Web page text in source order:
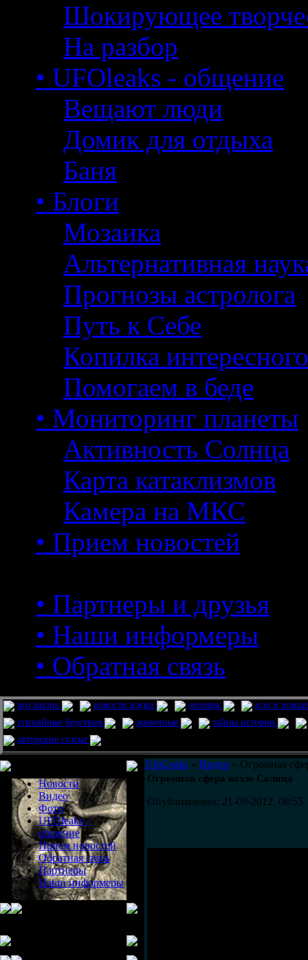
Шокирующее
На разбор
• UFOleaks - общение
Вещают люди
Домик для отдыха
Баня
• Блоги
Мозаика
Альтернативная
Прогнозы астролога
Путь к Себе
Копилка интересного
Помогаем в беде
• Мониторинг планеты
Активность Солнца
Карта катаклизмов
Камера на МКС
• Прием новостей
• Партнеры и друзья
• Наши информеры
• Обратная связь
pro жизнь новости науки человек
нло и
стихийные бедствия
животные
тайны истории
авторские статьи
Новости
Видео
Фото
UFOleaks -
общение
Прием новостей
Обратная связь
Партнеры
Наши информеры
UfoLeaks » Видео » Огромная
Огромная сфера возле Солнца
Опубликовано: 21-09-2012, 08:55